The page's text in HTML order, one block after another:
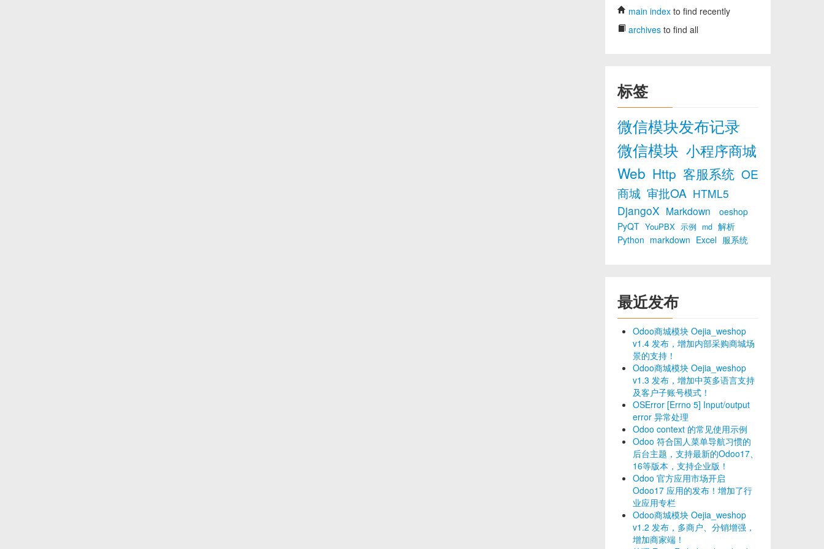
main index to find recently
archives to find all
标签
微信模块发布记录
微信模块 小程序商城
Web Http 客服系统 OE
商城 审批OA HTML5
DjangoX Markdown
oeshop
PyQT YouPBX 示例 md 解析
Python markdown Excel 服系统
最近发布
Odoo商城模块 Oejia_weshop
v1.4 发布，增加内部采购商城场
景的支持！
Odoo商城模块 Oejia_weshop
v1.3 发布，增加中英多语言支持
及客户子账号模式！
OSError [Errno 5] Input/output
error 异常处理
Odoo context 的常见使用示例
Odoo 符合国人菜单导航习惯的
后台主题，支持最新的Odoo17、
16等版本，支持企业版！
Odoo 官方应用市场开启
Odoo17 应用的发布！增加了行
业应用专栏
Odoo商城模块 Oejia_weshop
v1.2 发布，多商户、分销增强，
增加商家端！